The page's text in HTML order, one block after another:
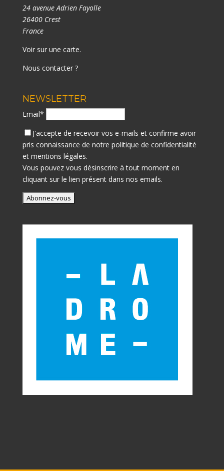
24 avenue Adrien Fayolle
26400 Crest
France
Voir sur une carte.
Nous contacter ?
NEWSLETTER
Email*
J'accepte de recevoir vos e-mails et confirme avoir
pris connaissance de notre politique de confidentialité
et mentions légales.
Vous pouvez vous désinscrire à tout moment en
cliquant sur le lien présent dans nos emails.